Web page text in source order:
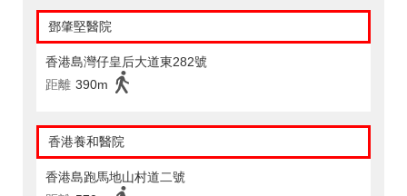
鄧肇堅醫院
香港島灣仔皇后大道東282號
距離 390m
香港養和醫院
香港島跑馬地山村道二號